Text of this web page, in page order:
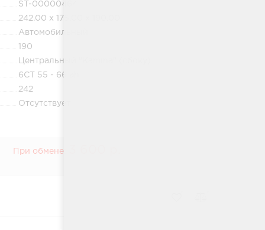
ST-00000464
242.00 x 175.00 x 190.00
Автомобильный
190
Центральный "Kamina" (сбоку)
6СТ 55 - 66 ah
242
Отсутствует
При обмене: